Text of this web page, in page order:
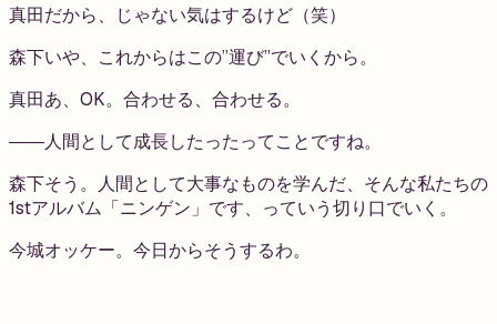
真田だから、じゃない気はするけど（笑）
森下いや、これからはこの”運び”でいくから。
真田あ、OK。合わせる、合わせる。
――人間として成長したったってことですね。
森下そう。人間として大事なものを学んだ、そんな私たちの
1stアルバム「ニンゲン」です、っていう切り口でいく。
今城オッケー。今日からそうするわ。